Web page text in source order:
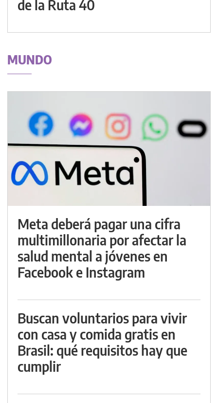
de la Ruta 40
MUNDO
Meta deberá pagar una cifra
multimillonaria por afectar la
salud mental a jóvenes en
Facebook e Instagram
Buscan voluntarios para vivir
con casa y comida gratis en
Brasil: qué requisitos hay que
cumplir